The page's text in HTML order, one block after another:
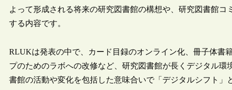
よって形成される将来の研究図書館の構想や、研究図書館
する内容です。
RLUKは発表の中で、カード目録のオンライン化、冊子体書
プのためのラボへの改修など、研究図書館が長くデジタル
書館の活動や変化を包括した意味合いで「デジタルシフト」